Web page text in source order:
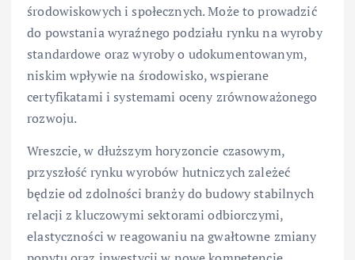
środowiskowych i społecznych. Może to prowadzić
do powstania wyraźnego podziału rynku na wyroby
standardowe oraz wyroby o udokumentowanym,
niskim wpływie na środowisko, wspierane
certyfikatami i systemami oceny zrównoważonego
rozwoju.
Wreszcie, w dłuższym horyzoncie czasowym,
przyszłość rynku wyrobów hutniczych zależeć
będzie od zdolności branży do budowy stabilnych
relacji z kluczowymi sektorami odbiorczymi,
elastyczności w reagowaniu na gwałtowne zmiany